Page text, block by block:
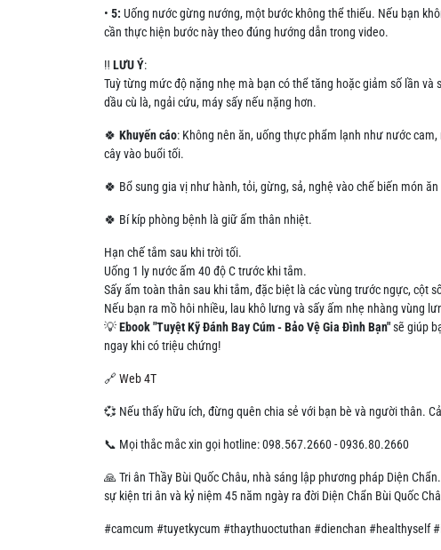
• 5: Uống nước gừng nướng, một bước không thể thiếu. Nếu bạn
cần thực hiện bước này theo đúng hướng dẫn trong video.
‼️ LƯU Ý:
Tuỳ từng mức độ nặng nhẹ mà bạn có thể tăng hoặc giảm số lần
dầu cù là, ngải cứu, máy sấy nếu nặng hơn.
🍀 Khuyến cáo: Không nên ăn, uống thực phẩm lạnh như nước
cây vào buổi tối.
🍀 Bổ sung gia vị như hành, tỏi, gừng, sả, nghệ vào chế biến món
🍀 Bí kíp phòng bệnh là giữ ấm thân nhiệt.
Hạn chế tắm sau khi trời tối.
Uống 1 ly nước ấm 40 độ C trước khi tắm.
Sấy ấm toàn thân sau khi tắm, đặc biệt là các vùng trước ngực, cột
Nếu bạn ra mồ hôi nhiều, lau khô lưng và sấy ấm nhẹ nhàng vùng
💡Ebook "Tuyệt Kỹ Đánh Bay Cúm - Bảo Vệ Gia Đình Bạn"sẽ giúp
ngay khi có triệu chứng!
🔗Web 4T
💞 Nếu thấy hữu ích, đừng quên chia sẻ với bạn bè và người thân.
📞 Mọi thắc mắc xin gọi hotline: 098.567.2660 - 0936.80.2660
🙏 Tri ân Thầy Bùi Quốc Châu, nhà sáng lập phương pháp Diện
sự kiện tri ân và kỷ niệm 45 năm ngày ra đời Diện Chẩn Bùi Quốc
#camcum #tuyetkycum #thaythuoctuthan #dienchan #healthyself